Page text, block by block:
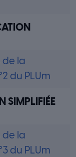
de la
du PLUm
SIMPLIFIÉE
de la
du PLUm